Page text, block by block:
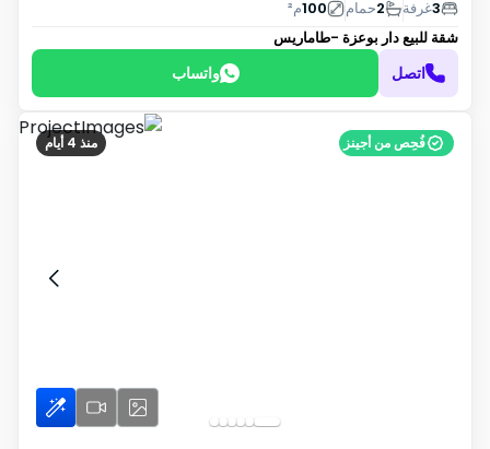
3غرفة 2حمام 100م²
شقة للبيعدار بوعزة -طاماريس
اتصل واتساب
منذ 4 أيام فُحِص من أجينز